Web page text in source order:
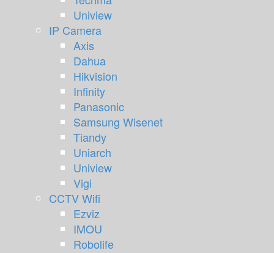
Uniview
IP Camera
Axis
Dahua
Hikvision
Infinity
Panasonic
Samsung Wisenet
Tiandy
Uniarch
Uniview
Vigi
CCTV Wifi
Ezviz
IMOU
Robolife